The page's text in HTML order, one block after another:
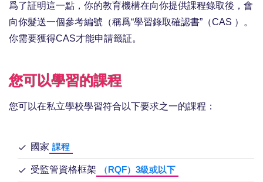
爲了証明這一點，你的教育機構在向你提供課程錄取後，會
向你髮送一個參考編號（稱爲“學習錄取確認書”（CAS ）。
你需要獲得CAS才能申請籤証。
您可以學習的課程
您可以在私立學校學習符合以下要求之一的課程：
國家 課程
受監管資格框架 （RQF）3級或以下